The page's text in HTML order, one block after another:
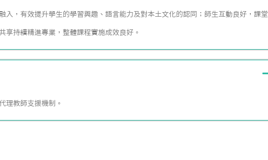
入，有效提升學生的學習興趣、語言能力及對本土文化的認同；師生互動良好，課堂
享持續精進專業，整體課程實施成效良好。
理教師支援機制。